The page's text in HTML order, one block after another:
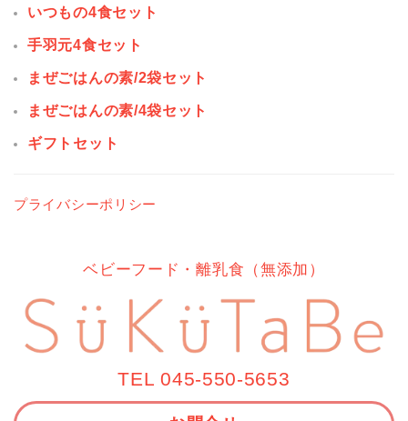
いつもの4食セット
手羽元4食セット
まぜごはんの素/2袋セット
まぜごはんの素/4袋セット
ギフトセット
プライバシーポリシー
ベビーフード・離乳食（無添加）
TEL 045-550-5653